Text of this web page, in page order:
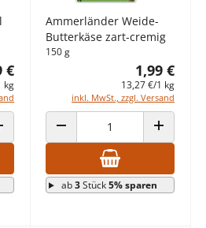
€
kg
ERHÖHEN
Ammerländer Weide-
Butterkäse zart-cremig
150 g
1,99 €
13,27 €/1 kg
inkl. MwSt., zzgl. Versand
ANZAHL VERRINGERN ANZAHL
ab3Stück5% sparen